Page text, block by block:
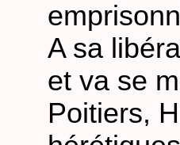
A sa
et va se
Poitiers,